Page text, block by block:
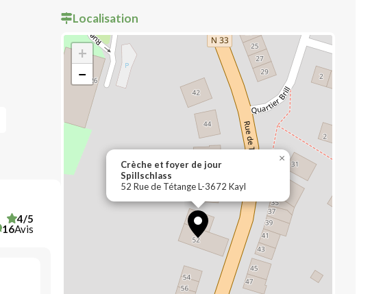
4/5
16Avis
Localisation
Crèche et foyer de jour
Spillschlass
52 Rue de Tétange L-3672 Kayl
×
+
−